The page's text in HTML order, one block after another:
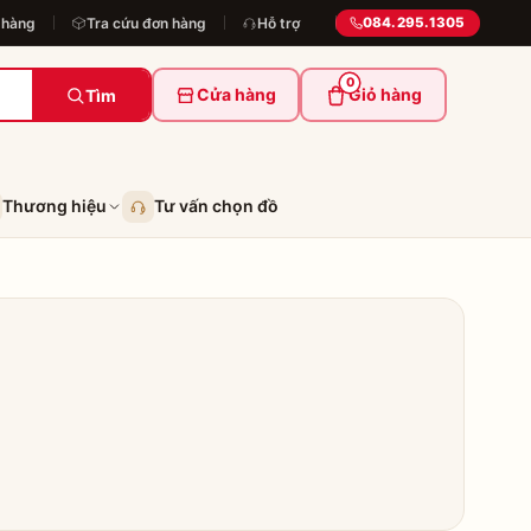
Tra cứu đơn hàng Hỗ trợ 084.295.1305
Tìm Cửa hàng
0
Giỏ hàng
Thương hiệu Tư vấn chọn đồ